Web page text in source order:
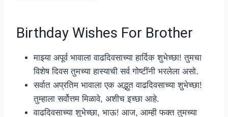
Birthday Wishes For Brother
माझ्या अपूर्व भावाला वाढदिवसाच्या हार्दिक शुभेच्छा! तुमचा
विशेष दिवस तुमच्या हास्याची सर्व गोष्टींनी भरलेला असो.
सर्वात अप्रतिम भावाला एक अद्भुत वाढदिवसाच्या शुभेच्छा!
तुम्हाला सर्वोत्तम मिळावे, अशीच इच्छा आहे.
वाढदिवसाच्या शुभेच्छा, भाऊ! आज, आम्ही फक्त तुमच्या